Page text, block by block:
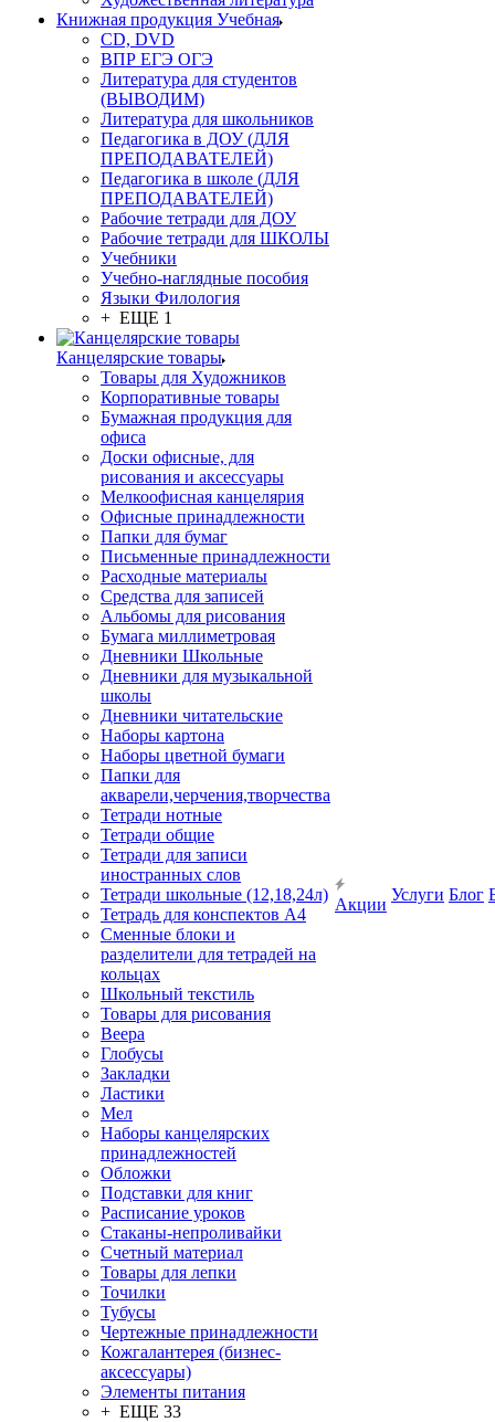
Книжная продукция Учебная
CD, DVD
ВПР ЕГЭ ОГЭ
Литература для студентов
(ВЫВОДИМ)
Литература для школьников
Педагогика в ДОУ (ДЛЯ
ПРЕПОДАВАТЕЛЕЙ)
Педагогика в школе (ДЛЯ
ПРЕПОДАВАТЕЛЕЙ)
Рабочие тетради для ДОУ
Рабочие тетради для ШКОЛЫ
Учебники
Учебно-наглядные пособия
Языки Филология
+ ЕЩЕ 1
Канцелярские товары
Товары для Художников
Корпоративные товары
Бумажная продукция для
офиса
Доски офисные, для
рисования и аксессуары
Мелкоофисная канцелярия
Офисные принадлежности
Папки для бумаг
Письменные принадлежности
Расходные материалы
Средства для записей
Альбомы для рисования
Бумага миллиметровая
Дневники Школьные
Дневники для музыкальной
школы
Дневники читательские
Наборы картона
Наборы цветной бумаги
Папки для
акварели,черчения,творчества
Тетради нотные
Тетради общие
Тетради для записи
иностранных слов
Тетради школьные (12,18,24л)
Тетрадь для конспектов А4
Сменные блоки и
разделители для тетрадей на
кольцах
Школьный текстиль
Товары для рисования
Веера
Глобусы
Закладки
Ластики
Мел
Наборы канцелярских
принадлежностей
Обложки
Подставки для книг
Расписание уроков
Стаканы-непроливайки
Счетный материал
Товары для лепки
Точилки
Тубусы
Чертежные принадлежности
Кожгалантерея (бизнес-
аксессуары)
Элементы питания
+ ЕЩЕ 33
Акции
Услуги Блог